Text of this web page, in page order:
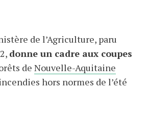
de l’Agriculture, paru
donne un cadre aux coupes
de Nouvelle-Aquitaine
hors normes de l’été